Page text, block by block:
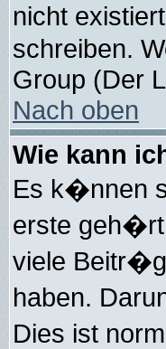
nicht
schreiben.
Group (Der
Nach oben
Wie kann
Es k�nnen
erste geh�rt
viele
haben.
Dies ist